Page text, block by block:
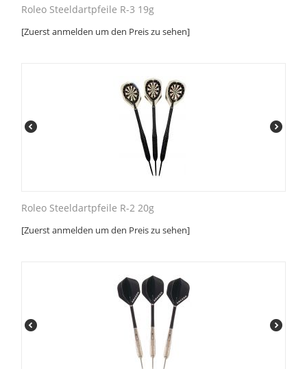
Roleo Steeldartpfeile R-3 19g
[Zuerst anmelden um den Preis zu sehen]
Roleo Steeldartpfeile R-2 20g
[Zuerst anmelden um den Preis zu sehen]